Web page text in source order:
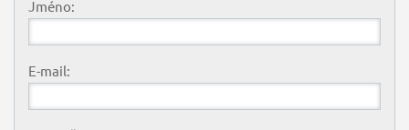
Jméno:
E-mail: